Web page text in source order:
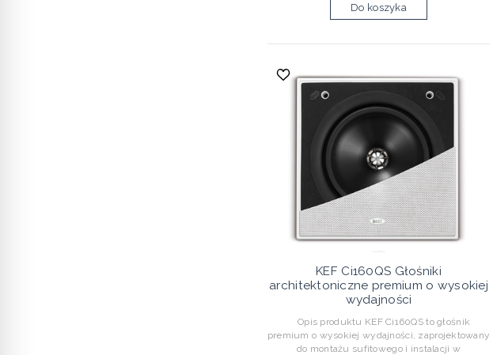
Do koszyka
KEF Ci160QS Głośniki
architektoniczne premium o wysokiej
wydajności
Opis produktu KEF Ci160QS to głośnik
premium o wysokiej wydajności, zaprojektowany
do montażu sufitowego i instalacji w